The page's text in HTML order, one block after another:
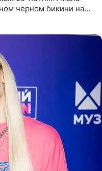
черном бикини на